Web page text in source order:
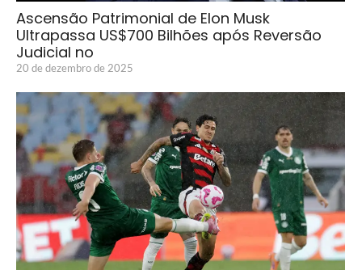
Ascensão Patrimonial de Elon Musk
Ultrapassa US$700 Bilhões após Reversão
Judicial no
20 de dezembro de 2025